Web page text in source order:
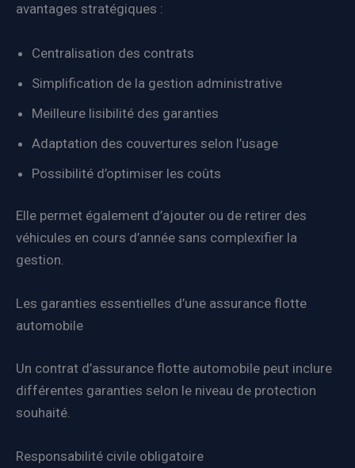
avantages stratégiques :
Centralisation des contrats
Simplification de la gestion administrative
Meilleure lisibilité des garanties
Adaptation des couvertures selon l’usage
Possibilité d’optimiser les coûts
Elle permet également d’ajouter ou de retirer des
véhicules en cours d’année sans complexifier la
gestion.
Les garanties essentielles d’une assurance flotte
automobile
Un contrat d’assurance flotte automobile peut inclure
différentes garanties selon le niveau de protection
souhaité.
Responsabilité civile obligatoire